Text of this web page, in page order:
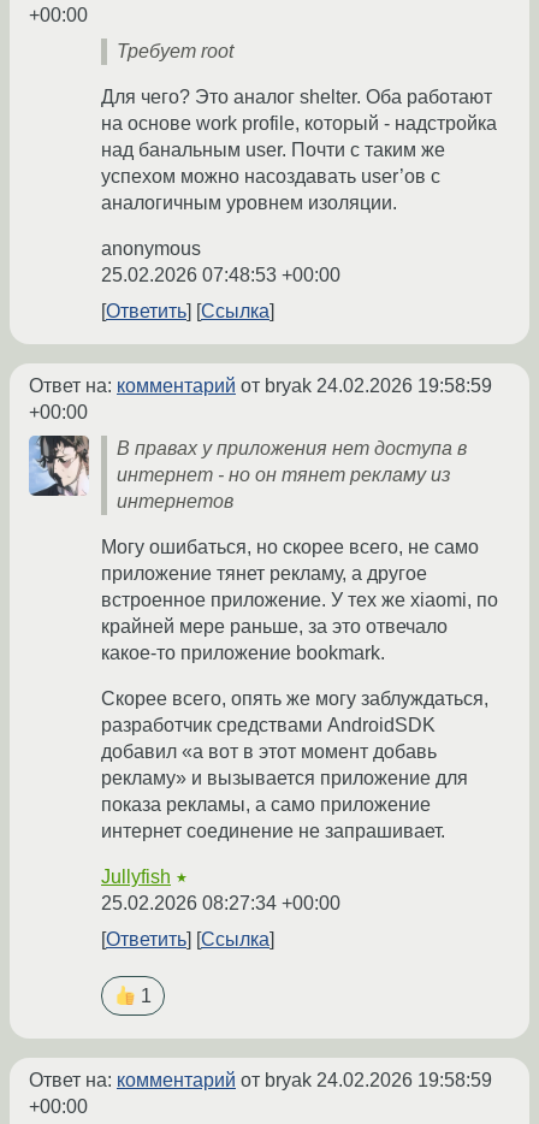
+00:00
Требует root
Для чего? Это аналог shelter. Оба работают
на основе work profile, который - надстройка
над банальным user. Почти с таким же
успехом можно насоздавать user’ов с
аналогичным уровнем изоляции.
anonymous
25.02.2026 07:48:53 +00:00
Ответить
Ссылка
Ответ на: комментарий от bryak 24.02.2026 19:58:59
+00:00
В правах у приложения нет доступа в
интернет - но он тянет рекламу из
интернетов
Могу ошибаться, но скорее всего, не само
приложение тянет рекламу, а другое
встроенное приложение. У тех же xiaomi, по
крайней мере раньше, за это отвечало
какое-то приложение bookmark.
Скорее всего, опять же могу заблуждаться,
разработчик средствами AndroidSDK
добавил «а вот в этот момент добавь
рекламу» и вызывается приложение для
показа рекламы, а само приложение
интернет соединение не запрашивает.
Jullyfish ★
25.02.2026 08:27:34 +00:00
Ответить
Ссылка
1
Ответ на: комментарий от bryak 24.02.2026 19:58:59
+00:00